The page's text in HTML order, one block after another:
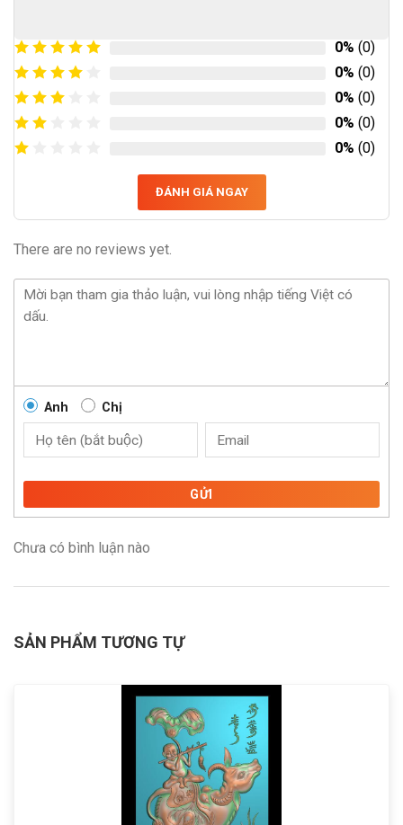
0% (0)
0% (0)
0% (0)
0% (0)
0% (0)
ĐÁNH GIÁ NGAY
There are no reviews yet.
Anh Chị
GỬI
Chưa có bình luận nào
SẢN PHẨM TƯƠNG TỰ